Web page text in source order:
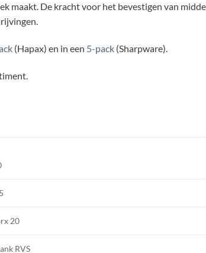
maakt. De kracht voor het bevestigen van
(Hapax) en in een 5-pack (Sharpware).
20
RVS